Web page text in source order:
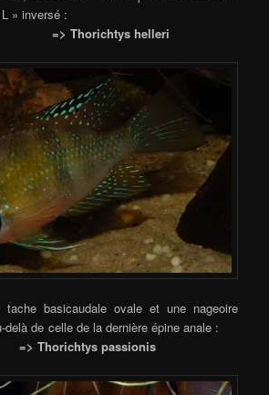
de « L » inversé :
=> Thorichtys helleri
basicaudale ovale et une nageoire
delà de celle de la dernière épine anale :
=> Thorichtys passionis